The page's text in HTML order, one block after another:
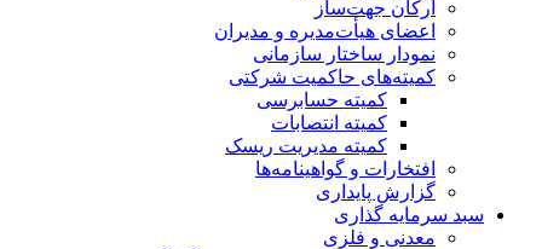
ارکان جهت‌ساز
اعضای هیأت‌مدیره و مدیران
نمودار ساختار سازمانی
کمیته‌های حاکمیت شرکتی
کمیته حسابرسی
کمیته انتصابات
کمیته مدیریت ریسک
افتخارات و گواهینامه‌ها
گزارش پایداری
سبد سرمایه گذاری
معدنی و فلزی